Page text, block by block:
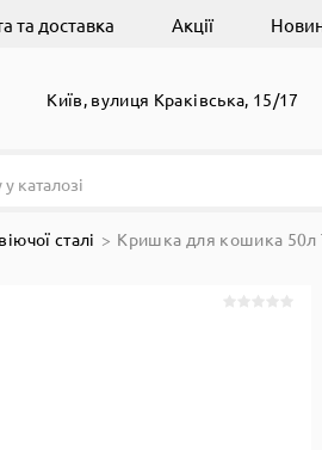
та доставка Акції
Київ, вулиця Краківська, 15/17
сталі Кришка для кошика 50л